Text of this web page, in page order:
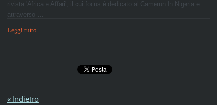
rivista 'Africa e Affari', il cui focus è dedicato al Camerun In Nigeria e
attraverso …
Leggi tutto.
« Indietro